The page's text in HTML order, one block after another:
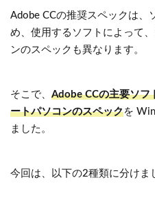
Adobe CCの推奨スペックは、
め、使用するソフトによって
ンのスペックも異なります。
そこで、 Adobe CCの主要ソフ
ートパソコンのスペックを
ました。
今回は、以下の2種類に分けま